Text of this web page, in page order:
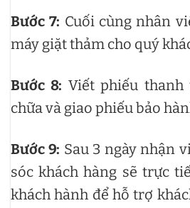
Bước 7: Cuối cùng nhân
máy giặt thảm cho quý
Bước 8: Viết phiếu
chữa và giao phiếu bảo
Bước 9: Sau 3 ngày nhận
sóc khách hàng sẽ trực
khách hành để hỗ trợ